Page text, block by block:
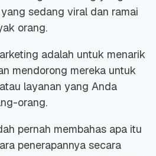
sedang viral dan ramai
orang.
adalah untuk menarik
mendorong mereka untuk
layanan yang Anda
orang.
pernah membahas apa itu
penerapannya secara